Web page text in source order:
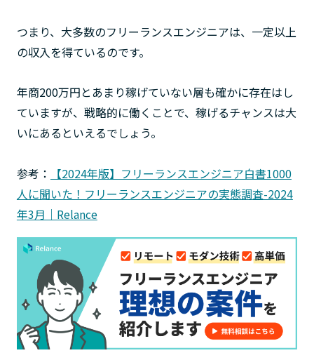
つまり、大多数のフリーランスエンジニアは、一定以上
の収入を得ているのです。
年商200万円とあまり稼げていない層も確かに存在はし
ていますが、戦略的に働くことで、稼げるチャンスは大
いにあるといえるでしょう。
参考：
【2024年版】フリーランスエンジニア白書1000
人に聞いた！フリーランスエンジニアの実態調査-2024
年3月｜Relance